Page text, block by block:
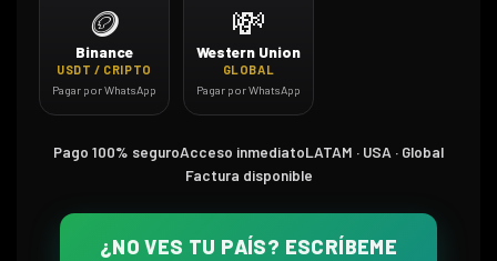
🪙
Binance
USDT / CRIPTO
Pagar por WhatsApp
💸
Western Union
GLOBAL
Pagar por WhatsApp
Pago 100% seguroAcceso inmediatoLATAM · USA · Global
Factura disponible
¿NO VES TU PAÍS? ESCRÍBEME